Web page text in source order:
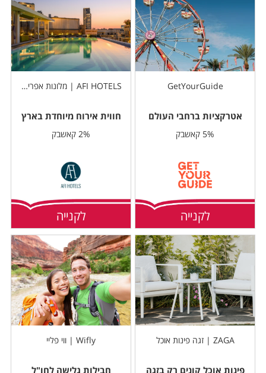
GetYourGuide
אטרקציות ברחבי העולם
5% קאשבק
לקנייה
AFI HOTELS | מלונות אפריקה ישראל
חווית אירוח מיוחדת בארץ
2% קאשבק
לקנייה
ZAGA | זגה פינות אוכל
פינות אוכל קונים רק בזגה
Wifly | ווי פליי
חבילות גלישה לחו"ל